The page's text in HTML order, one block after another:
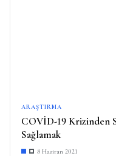
ARAŞTIRMA
COVİD-19 Krizinden
Sağlamak
8 Haziran 2021